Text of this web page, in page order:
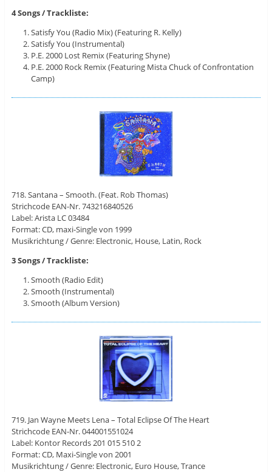
4 Songs / Trackliste:
Satisfy You (Radio Mix) (Featuring R. Kelly)
Satisfy You (Instrumental)
P.E. 2000 Lost Remix (Featuring Shyne)
P.E. 2000 Rock Remix (Featuring Mista Chuck of Confrontation
Camp)
718. Santana – Smooth. (Feat. Rob Thomas)
Strichcode EAN-Nr. 743216840526
Label: Arista ‎LC 03484
Format: CD, maxi-Single von 1999
Musikrichtung / Genre: Electronic, House, Latin, Rock
3 Songs / Trackliste:
Smooth (Radio Edit)
Smooth (Instrumental)
Smooth (Album Version)
719. Jan Wayne Meets Lena – Total Eclipse Of The Heart
Strichcode EAN-Nr. 044001551024
Label: Kontor Records ‎201 015 510 2
Format: CD, Maxi-Single von 2001
Musikrichtung / Genre: Electronic, Euro House, Trance